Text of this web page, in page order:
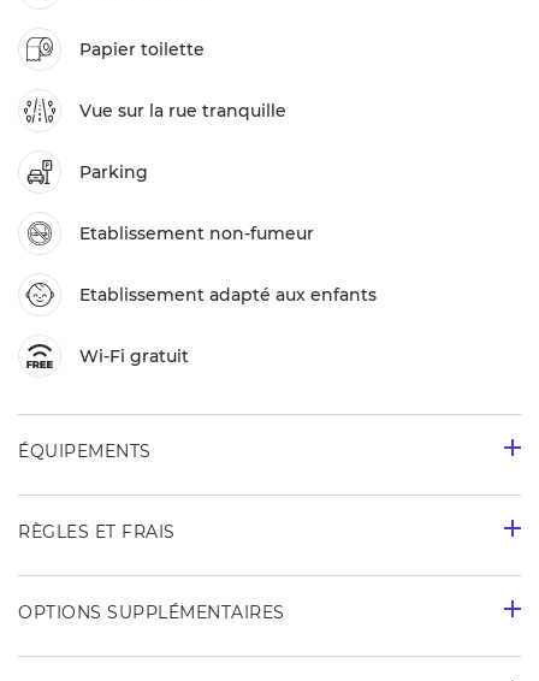
Papier toilette
Vue sur la rue tranquille
Parking
Etablissement non-fumeur
Etablissement adapté aux enfants
Wi-Fi gratuit
ÉQUIPEMENTS
RÈGLES ET FRAIS
OPTIONS SUPPLÉMENTAIRES